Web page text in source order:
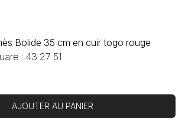
Bolide 35 cm en cuir togo rouge
: 43 27 51
AJOUTER AU PANIER